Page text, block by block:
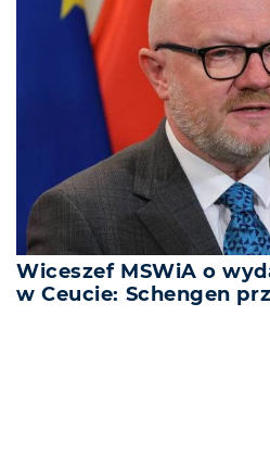
Wiceszef MSWiA o
w Ceucie: Schengen